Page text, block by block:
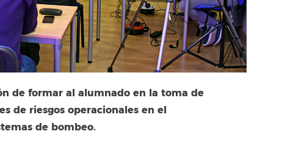
de formar al alumnado en la toma de
de riesgos operacionales en el
de bombeo.